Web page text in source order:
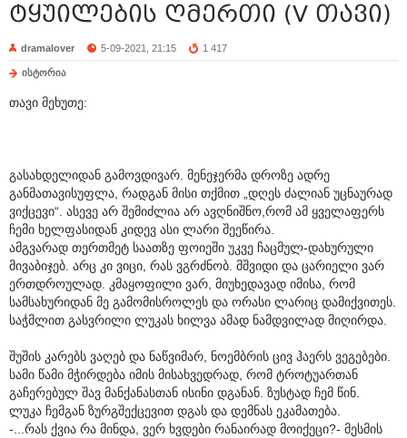
ტყუილების ღმერთი (V თავი)
dramalover 5-09-2021, 21:15 1 417
ისტორია
თავი მეხუთე:
გასახდელიდან გამოვდივარ. მენეჯერმა დროზე ადრე
განმათავისუფლა, რადგან მისი თქმით „დღეს ძალიან უცნაურად
ვიქცევი“. ასევე არ შემიძლია არ ავღნიშნო,რომ ამ ყველაფერს
ჩემი ხელფასიდან კიდევ ასი ლარი შეეწირა.
ამგვარად თერთმეტ საათზე ფოიეში უკვე ჩაცმულ-დახურული
მივაბიჯებ. არც კი ვიცი, რას ვგრძნობ. მშვიდი და ცარიელი ვარ
ერთდროულად. კმაყოფილი ვარ, მიუხედავად იმისა, რომ
სამსახურიდან მე გამომისროლეს და ორასი ლარიც დამიქვითეს.
საჭმლით გასვრილი ლუკას ხილვა ამად ნამდვილად მიღირდა.
შუშის კარებს ვაღებ და ნაწვიმარ, ნოემბრის ცივ ჰაერს ვეგებები.
სამი წამი მჭირდება იმის მისახვედრად, რომ ტროტუართან
გაჩერებულ შავ მანქანასთან ისინი დგანან. ზუსტად ჩემ წინ.
ლუკა ჩემგან ზურგშექცევით დგას და დემნას ეკამათება.
-...რას ქვია რა მინდა, ვერ ხვდები რანაირად მოიქეცი?- მესმის